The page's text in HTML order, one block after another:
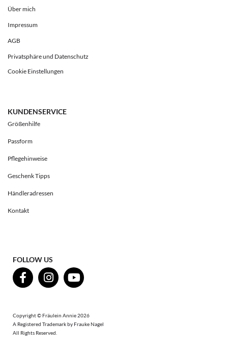
Über mich
Impressum
AGB
Privatsphäre und Datenschutz
Cookie Einstellungen
KUNDENSERVICE
Größenhilfe
Passform
Pflegehinweise
Geschenk Tipps
Händleradressen
Kontakt
FOLLOW US
Copyright © Fräulein Annie 2026
A Registered Trademark by Frauke Nagel
All Rights Reserved.